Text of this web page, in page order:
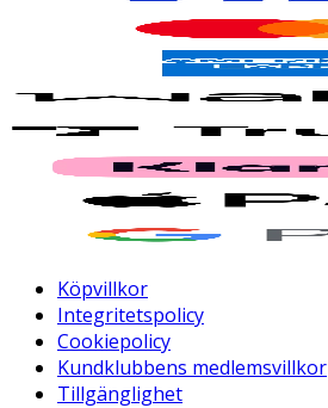
Köpvillkor
Integritetspolicy
Cookiepolicy
Kundklubbens medlemsvillkor
Tillgänglighet